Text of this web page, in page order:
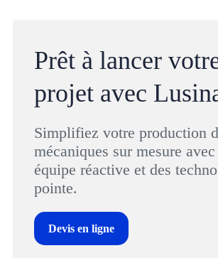
Prêt à lancer
projet avec
Simplifiez votre production
mécaniques sur mesure
équipe réactive et des
pointe.
Devis en ligne